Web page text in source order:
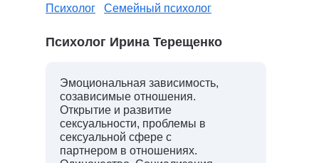
Психолог Семейный психолог
Психолог Ирина Терещенко
Эмоциональная зависимость,
созависимые отношения.
Открытие и развитие
сексуальности, проблемы в
сексуальной сфере с
партнером в отношениях.